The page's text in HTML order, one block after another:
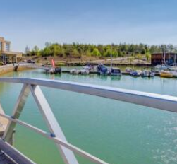
Auf der Karte anzeigen